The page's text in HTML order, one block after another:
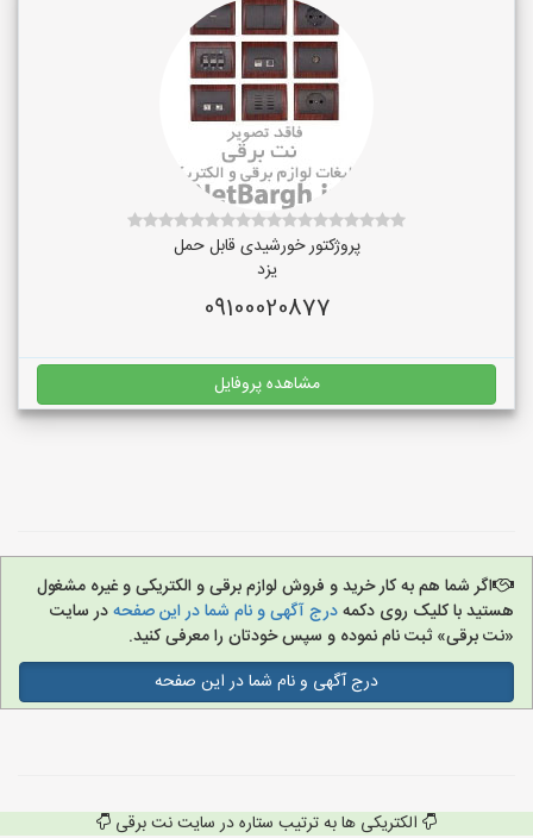
پروژکتور خورشیدی قابل حمل
یزد
09100020877
مشاهده پروفایل
اگر شما هم به کار خرید و فروش لوازم برقی و الکتریکی و غیره مشغول
هستید با کلیک روی دکمهدرج آگهی و نام شما در این صفحهدر سایت
«نت برقی» ثبت نام نموده و سپس خودتان را معرفی کنید.
درج آگهی و نام شما در این صفحه
الکتریکی ها به ترتیب ستاره در سایت نت برقی